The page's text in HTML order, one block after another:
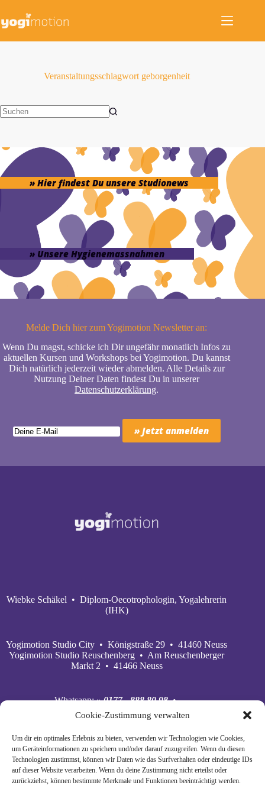
Cookie-Zustimmung verwalten
Um dir ein optimales Erlebnis zu bieten, verwenden wir Technologien wie Cookies,
um Geräteinformationen zu speichern und/oder darauf zuzugreifen. Wenn du diesen
Technologien zustimmst, können wir Daten wie das Surfverhalten oder eindeutige IDs
auf dieser Website verarbeiten. Wenn du deine Zustimmung nicht erteilst oder
zurückziehst, können bestimmte Merkmale und Funktionen beeinträchtigt werden.
springen
Veranstaltungsschlagwortgeborgenheit
» Hier findest Du unsere Studionews
» Unsere Hygienemassnahmen
Melde Dich hier zum Yogimotion Newsletter an:
Wenn Du magst, schicke ich Dir ungefähr monatlich Infos zu
aktuellen Kursen und Workshops bei Yogimotion. Du kannst
Dich natürlich jederzeit wieder abmelden. Alle Details zur
Nutzung Deiner Daten findest Du in unserer
Datenschutzerklärung.
Wiebke Schäkel • Diplom-Oecotrophologin, Yogalehrerin
(IHK)
Yogimotion Studio City • Königstraße 29 • 41460 Neuss
Yogimotion Studio Reuschenberg • Am Reuschenberger
Markt 2 • 41466 Neuss
Whatsapp:» 0177 - 888 80 98•
Mobil:
» 0177 - 888 80 98
E‑Mail:» wiebke@yogimotion.de•
Youtube:» yogimotion• XING:» Wiebke Schäkel